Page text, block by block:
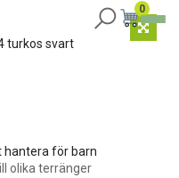
0
för barn
olika terränger